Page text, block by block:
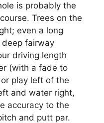
is probably the
Trees on the
even a long
fairway
driving length
(with a fade to
play left of the
and water right,
accuracy to the
and putt par.